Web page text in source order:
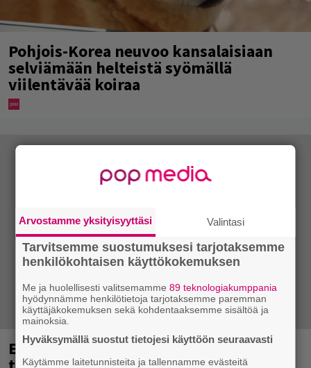
Pohjois-Korea neuvoo kansalaisiaan
selviämään helteistä syömällä
viilentävää koiraa
Eppu Normaalin viimeinen keikka
Arvostamme yksityisyyttäsi Valintasi
Tarvitsemme suostumuksesi tarjotaksemme
henkilökohtaisen käyttökokemuksen
Me ja huolellisesti valitsemamme89 teknologiakumppania
hyödynnämme henkilötietoja tarjotaksemme paremman
käyttäjäkokemuksen sekä kohdentaaksemme sisältöä ja
mainoksia.
Hyväksymällä suostut tietojesi käyttöön seuraavasti
Käytämme laitetunnisteita ja tallennamme evästeitä